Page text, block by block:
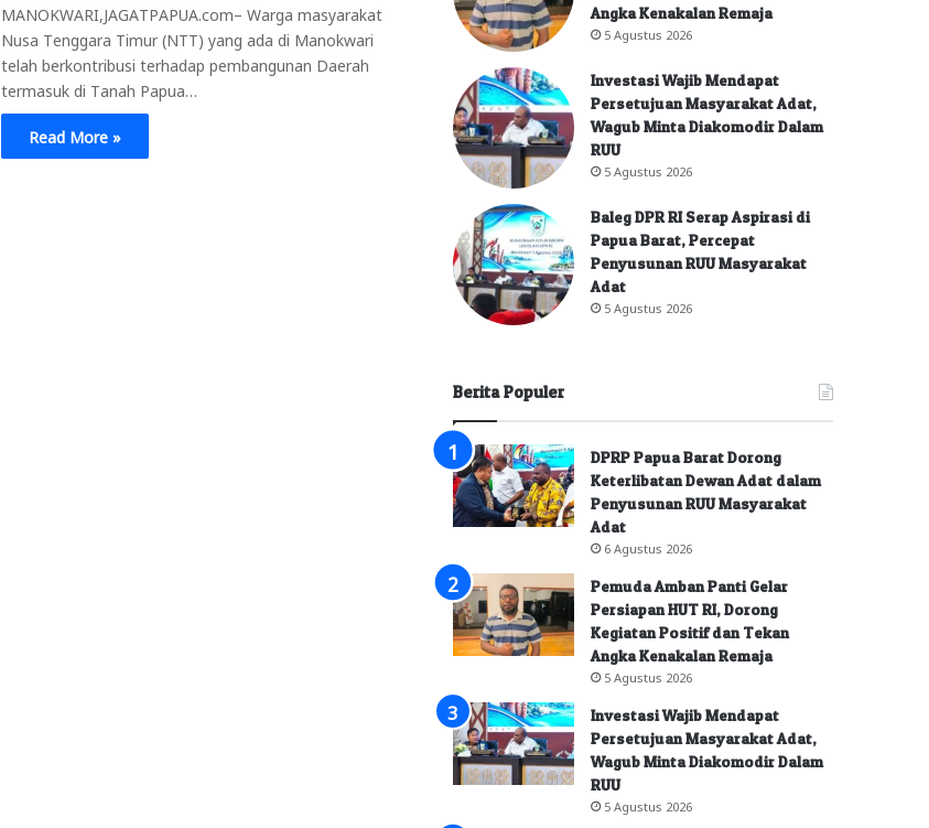
MANOKWARI,JAGATPAPUA.com– Warga masyarakat
Nusa Tenggara Timur (NTT) yang ada di Manokwari
telah berkontribusi terhadap pembangunan Daerah
termasuk di Tanah Papua…
Read More »
Angka Kenakalan Remaja
5 Agustus 2026
Investasi Wajib Mendapat
Persetujuan Masyarakat Adat,
Wagub Minta Diakomodir Dalam
RUU
5 Agustus 2026
Baleg DPR RI Serap Aspirasi di
Papua Barat, Percepat
Penyusunan RUU Masyarakat
Adat
5 Agustus 2026
Berita Populer
DPRP Papua Barat Dorong
Keterlibatan Dewan Adat dalam
Penyusunan RUU Masyarakat
Adat
6 Agustus 2026
Pemuda Amban Panti Gelar
Persiapan HUT RI, Dorong
Kegiatan Positif dan Tekan
Angka Kenakalan Remaja
5 Agustus 2026
Investasi Wajib Mendapat
Persetujuan Masyarakat Adat,
Wagub Minta Diakomodir Dalam
RUU
5 Agustus 2026